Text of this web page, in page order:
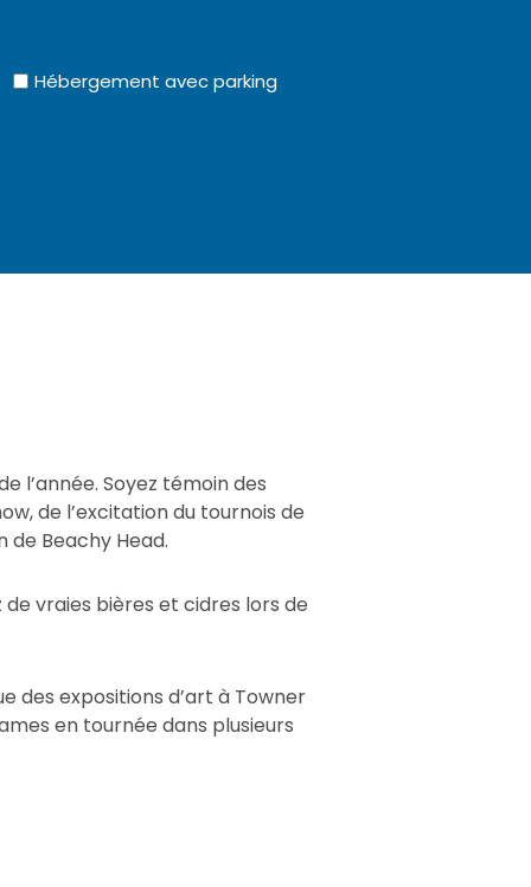
Hébergement avec parking
l’année. Soyez témoin des
de l’excitation du tournois de
Beachy Head.
vraies bières et cidres lors de
des expositions d’art à Towner
en tournée dans plusieurs